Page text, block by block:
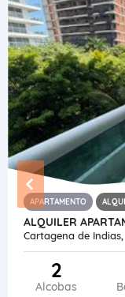
APARTAMENTO
Cartagena de
2
Alcobas